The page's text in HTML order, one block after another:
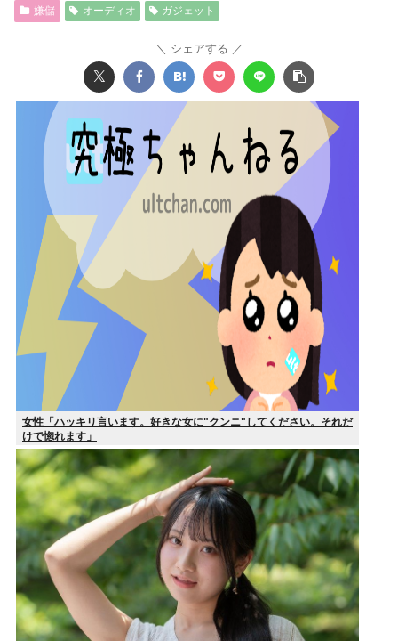
嫌儲 オーディオ ガジェット
シェアする
女性「ハッキリ言います。好きな女に"クンニ"してください。それだ
けで惚れます」